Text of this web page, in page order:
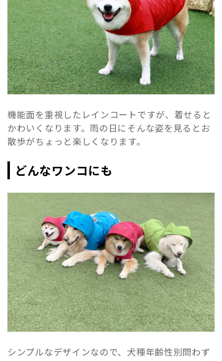
機能面を重視したレインコートですが、着せると
かわいくなります。雨の日にそんな姿を見るとお
散歩がちょっと楽しくなります。
どんなワンコにも
シンプルなデザインなので、犬種年齢性別問わず